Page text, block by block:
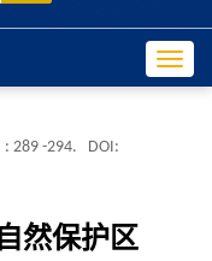
: 289 -294.
DOI:
然保护区